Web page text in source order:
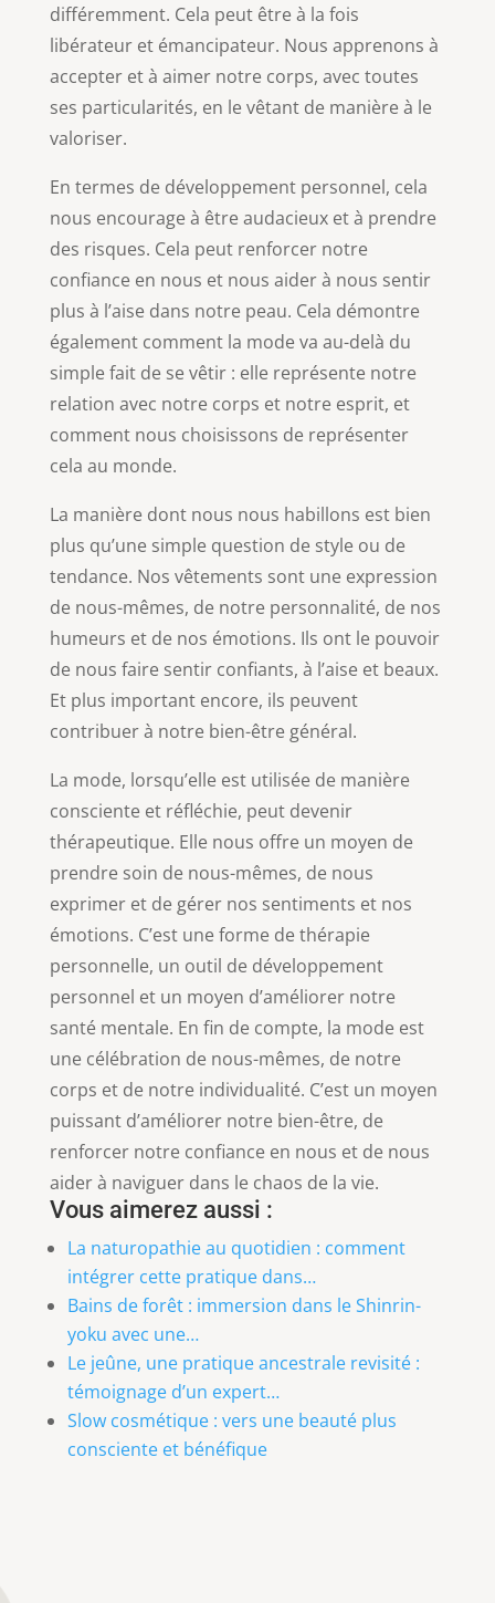
différemment. Cela peut être à la fois
libérateur et émancipateur. Nous apprenons à
accepter et à aimer notre corps, avec toutes
ses particularités, en le vêtant de manière à le
valoriser.
En termes de développement personnel, cela
nous encourage à être audacieux et à prendre
des risques. Cela peut renforcer notre
confiance en nous et nous aider à nous sentir
plus à l’aise dans notre peau. Cela démontre
également comment la mode va au-delà du
simple fait de se vêtir : elle représente notre
relation avec notre corps et notre esprit, et
comment nous choisissons de représenter
cela au monde.
La manière dont nous nous habillons est bien
plus qu’une simple question de style ou de
tendance. Nos vêtements sont une expression
de nous-mêmes, de notre personnalité, de nos
humeurs et de nos émotions. Ils ont le pouvoir
de nous faire sentir confiants, à l’aise et beaux.
Et plus important encore, ils peuvent
contribuer à notre bien-être général.
La mode, lorsqu’elle est utilisée de manière
consciente et réfléchie, peut devenir
thérapeutique. Elle nous offre un moyen de
prendre soin de nous-mêmes, de nous
exprimer et de gérer nos sentiments et nos
émotions. C’est une forme de thérapie
personnelle, un outil de développement
personnel et un moyen d’améliorer notre
santé mentale. En fin de compte, la mode est
une célébration de nous-mêmes, de notre
corps et de notre individualité. C’est un moyen
puissant d’améliorer notre bien-être, de
renforcer notre confiance en nous et de nous
aider à naviguer dans le chaos de la vie.
Vous aimerez aussi :
La naturopathie au quotidien : comment
intégrer cette pratique dans…
Bains de forêt : immersion dans le Shinrin-
yoku avec une…
Le jeûne, une pratique ancestrale revisité :
témoignage d’un expert…
Slow cosmétique : vers une beauté plus
consciente et bénéfique